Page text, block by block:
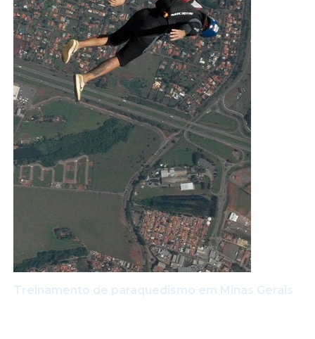
Treinamento de paraquedismo em Minas Gerais